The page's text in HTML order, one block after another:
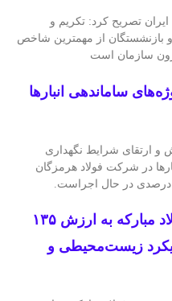
تصریح کرد: تکریم و
و بازنشستگان از مهمترین شاخص
سازمان است
پروژه‌های ساماندهی انبارها
و ارتقای شرایط نگهداری
در شرکت فولاد هرمزگان
۱۲۱ پروژه توسعه‌ای فولاد مباركه به ارزش ۱۳۵
زیست‌محیطی و